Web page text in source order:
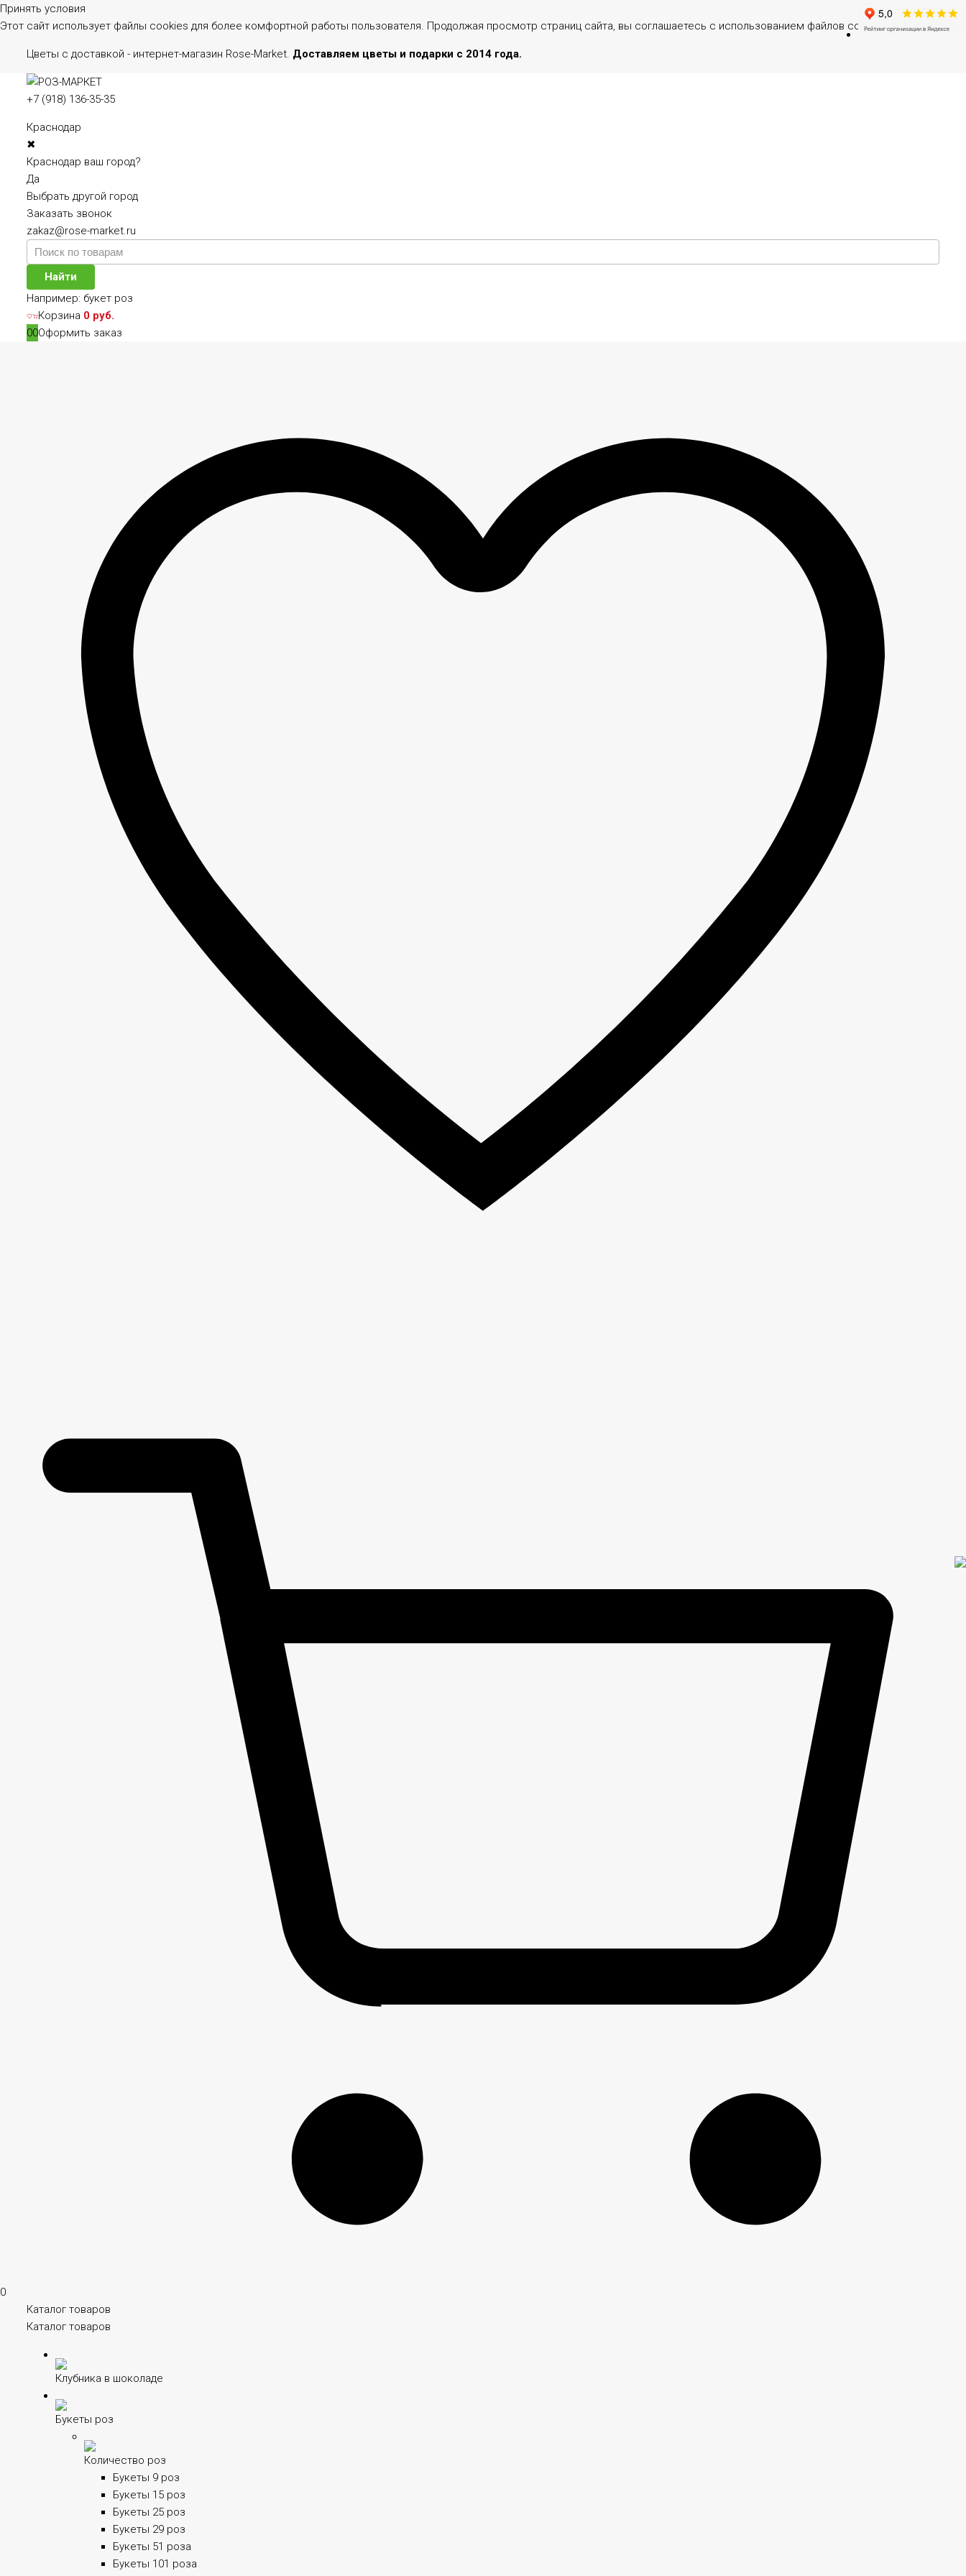
Принять условия
Этот сайт использует файлы cookies для более комфортной работы пользователя. Продолжая просмотр страниц сайта, вы соглашаетесь с использованием файлов cookies.
Цветы с доставкой - интернет-магазин Rose-Market. Доставляем цветы и подарки с 2014 года.
+7 (918) 136-35-35
Краснодар
✖
Краснодар ваш город?
Да
Выбрать другой город
Заказать звонок
zakaz@rose-market.ru
Найти
Например: букет роз
00
Корзина 0 руб.
Оформить заказ
0
Каталог товаров
Каталог товаров
Клубника в шоколаде
Букеты роз
Количество роз
Букеты 9 роз
Букеты 15 роз
Букеты 25 роз
Букеты 29 роз
Букеты 51 роза
Букеты 101 роза